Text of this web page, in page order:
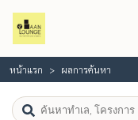
หน้าแรก ผลการค้นหา